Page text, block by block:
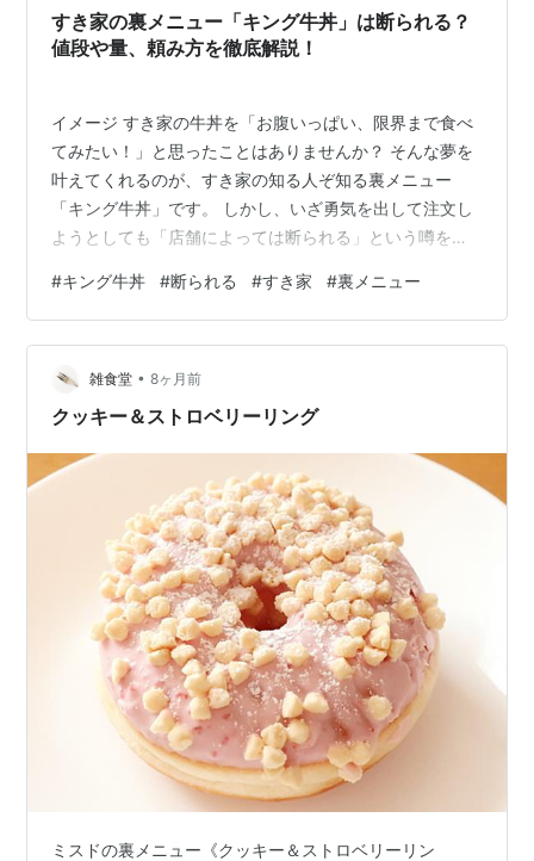
やる。 この“見せないサービス…
すき家の裏メニュー「キング牛丼」は断られる？
値段や量、頼み方を徹底解説！
イメージ すき家の牛丼を「お腹いっぱい、限界まで食べ
てみたい！」と思ったことはありませんか？ そんな夢を
叶えてくれるのが、すき家の知る人ぞ知る裏メニュー
「キング牛丼」です。 しかし、いざ勇気を出して注文し
ようとしても「店舗によっては断られる」という噂を耳
か。 せっかくお腹を空かせて行ったのに、注文できなか
ったら悲しいですよね。 この記事では、すき家のキング
牛丼が断られる理由をはじめ、気になる値段や規格外の
量、そして確実に注文するための頼み方を徹底解説しま
す。 デカ盛りに挑戦してみたい方は、ぜひお店に行く前
#キング牛丼 #断られる #すき家 #裏メニュー
雑食堂 • 8ヶ月前
クッキー＆ストロベリーリング
ミスドの裏メニュー《クッキー＆ストロベリーリン